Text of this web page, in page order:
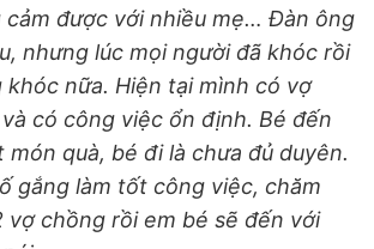
cảm được với nhiều mẹ… Đàn ông
nhưng lúc mọi người đã khóc rồi
nữa. Hiện tại mình có vợ
có công việc ổn định. Bé đến
món quà, bé đi là chưa đủ duyên.
gắng làm tốt công việc, chăm
vợ chồng rồi em bé sẽ đến với